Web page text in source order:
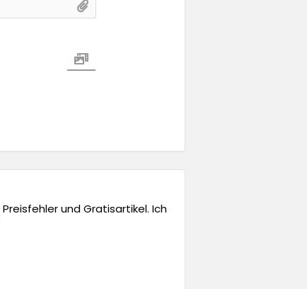
und Gratisartikel. Ich